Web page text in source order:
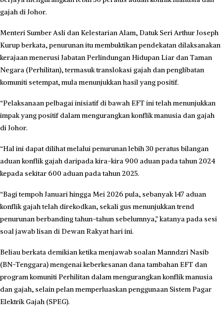
gajah di Johor.
Menteri Sumber Asli dan Kelestarian Alam, Datuk Seri Arthur Joseph
Kurup berkata, penurunan itu membuktikan pendekatan dilaksanakan
kerajaan menerusi Jabatan Perlindungan Hidupan Liar dan Taman
Negara (Perhilitan), termasuk translokasi gajah dan penglibatan
komuniti setempat, mula menunjukkan hasil yang positif.
“Pelaksanaan pelbagai inisiatif di bawah EFT ini telah menunjukkan
impak yang positif dalam mengurangkan konflik manusia dan gajah
di Johor.
“Hal ini dapat dilihat melalui penurunan lebih 30 peratus bilangan
aduan konflik gajah daripada kira-kira 900 aduan pada tahun 2024
kepada sekitar 600 aduan pada tahun 2025.
“Bagi tempoh Januari hingga Mei 2026 pula, sebanyak 147 aduan
konflik gajah telah direkodkan, sekali gus menunjukkan trend
penurunan berbanding tahun-tahun sebelumnya,” katanya pada sesi
soal jawab lisan di Dewan Rakyat hari ini.
Beliau berkata demikian ketika menjawab soalan Manndzri Nasib
(BN-Tenggara) mengenai keberkesanan dana tambahan EFT dan
program komuniti Perhilitan dalam mengurangkan konflik manusia
dan gajah, selain pelan memperluaskan penggunaan Sistem Pagar
Elektrik Gajah (SPEG).